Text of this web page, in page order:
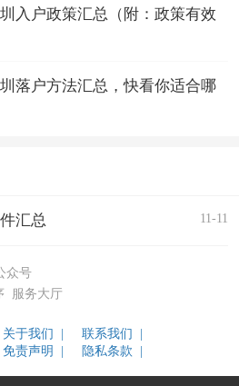
入户政策汇总（附：政策有效
落户方法汇总，快看你适合哪
汇总 11-11
众号
服务大厅
关于我们 |
联系我们 |
免责声明 | 隐私条款 |